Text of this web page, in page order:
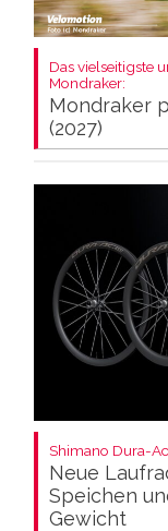
Das vielseitigste
Mondraker:
Mondraker
(2027)
Shimano Dura-
Neue
Speichen
Gewicht